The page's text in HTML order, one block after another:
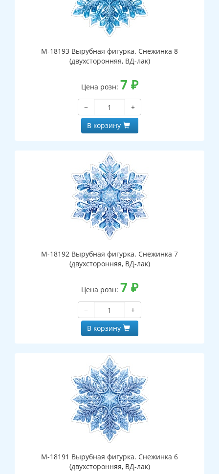
М-18193 Вырубная фигурка. Снежинка 8
(двухсторонняя, ВД-лак)
Цена розн: 7 ₽
−
+
В корзину
М-18192 Вырубная фигурка. Снежинка 7
(двухсторонняя, ВД-лак)
Цена розн: 7 ₽
−
+
В корзину
М-18191 Вырубная фигурка. Снежинка 6
(двухсторонняя, ВД-лак)